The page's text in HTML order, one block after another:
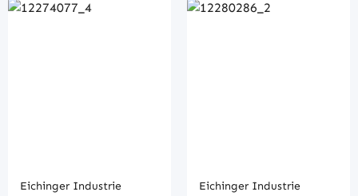
Eichinger Industrie Eichinger Industrie